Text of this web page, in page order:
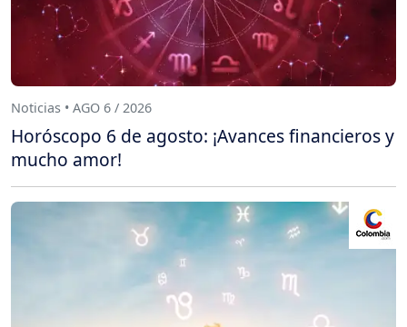
Noticias • AGO 6 / 2026
Horóscopo 6 de agosto: ¡Avances financieros y
mucho amor!